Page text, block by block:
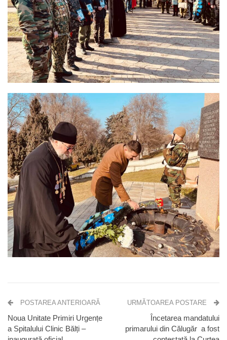
POSTAREA ANTERIOARĂ
Noua Unitate Primiri Urgențe
a Spitalului Clinic Bălți –
URMĂTOAREA POSTARE
Încetarea mandatului
primarului din Călugăr a fost